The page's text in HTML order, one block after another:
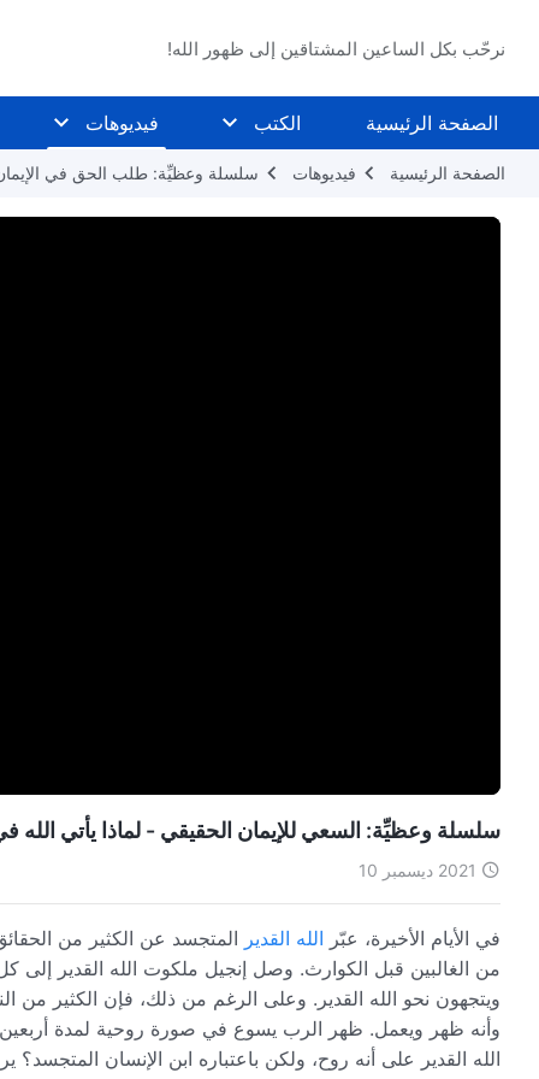
نرحّب بكل الساعين المشتاقين إلى ظهور الله!
الصفحة الرئيسية الكتب فيديوهات
الصفحة الرئيسية فيديوهات سلسلة وعظيِّة: طلب الحق في
سلسلة وعظيِّة: السعي للإيمان الحقيقي - لماذا يأتي
2021 ديسمبر 10
في الأيام الأخيرة، عبّر الله القدير المتجسد عن الكثير من
من الغالبين قبل الكوارث. وصل إنجيل ملكوت الله القدير إلى
ويتجهون نحو الله القدير. وعلى الرغم من ذلك، فإن الكثير من
وأنه ظهر ويعمل. ظهر الرب يسوع في صورة روحية لمدة أربعين
الله القدير على أنه روح، ولكن باعتباره ابن الإنسان